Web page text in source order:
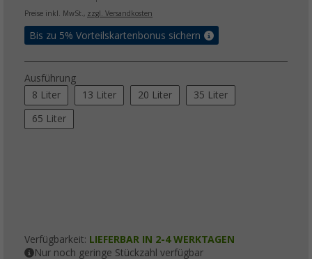
Preise inkl. MwSt., zzgl. Versandkosten
Bis zu 5% Vorteilskartenbonus sichern
Ausführung
8 Liter
13 Liter 20 Liter 35 Liter
65 Liter
Verfügbarkeit: LIEFERBAR IN 2-4 WERKTAGEN
Nur noch geringe Stückzahl verfügbar